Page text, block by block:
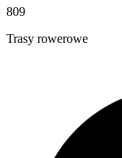
809
Trasy rowerowe